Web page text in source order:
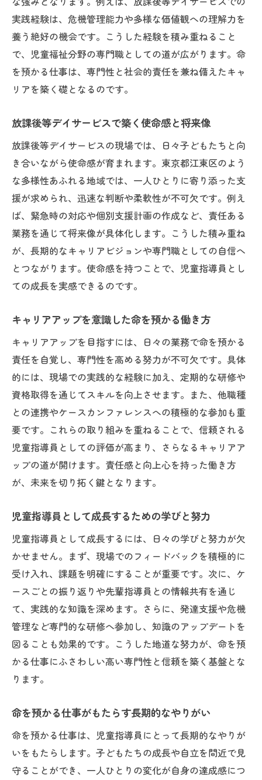
実践経験は、危機管理能力や多様な価値観への理解力を
養う絶好の機会です。こうした経験を積み重ねること
で、児童福祉分野の専門職としての道が広がります。命
を預かる仕事は、専門性と社会的責任を兼ね備えたキャ
リアを築く礎となるのです。
放課後等デイサービスで築く使命感と将来像
放課後等デイサービスの現場では、日々子どもたちと向
き合いながら使命感が育まれます。東京都江東区のよう
な多様性あふれる地域では、一人ひとりに寄り添った支
援が求められ、迅速な判断や柔軟性が不可欠です。例え
ば、緊急時の対応や個別支援計画の作成など、責任ある
業務を通じて将来像が具体化します。こうした積み重ね
が、長期的なキャリアビジョンや専門職としての自信へ
とつながります。使命感を持つことで、児童指導員とし
ての成長を実感できるのです。
キャリアアップを意識した命を預かる働き方
キャリアアップを目指すには、日々の業務で命を預かる
責任を自覚し、専門性を高める努力が不可欠です。具体
的には、現場での実践的な経験に加え、定期的な研修や
資格取得を通じてスキルを向上させます。また、他職種
との連携やケースカンファレンスへの積極的な参加も重
要です。これらの取り組みを重ねることで、信頼される
児童指導員としての評価が高まり、さらなるキャリアア
ップの道が開けます。責任感と向上心を持った働き方
が、未来を切り拓く鍵となります。
児童指導員として成長するための学びと努力
児童指導員として成長するには、日々の学びと努力が欠
かせません。まず、現場でのフィードバックを積極的に
受け入れ、課題を明確にすることが重要です。次に、ケ
ースごとの振り返りや先輩指導員との情報共有を通じ
て、実践的な知識を深めます。さらに、発達支援や危機
管理など専門的な研修へ参加し、知識のアップデートを
図ることも効果的です。こうした地道な努力が、命を預
かる仕事にふさわしい高い専門性と信頼を築く基盤とな
ります。
命を預かる仕事がもたらす長期的なやりがい
命を預かる仕事は、児童指導員にとって長期的なやりが
いをもたらします。子どもたちの成長や自立を間近で見
守ることができ、一人ひとりの変化が自身の達成感につ